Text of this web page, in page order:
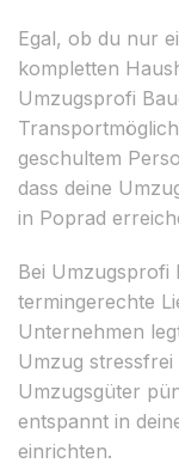
Egal, ob du nur
kompletten
Umzugsprofi
geschultem
dass deine
in Poprad
Bei Umzugsprofi
termingerechte
Unternehmen
Umzug stressfrei
Umzugsgüter
entspannt in
einrichten.